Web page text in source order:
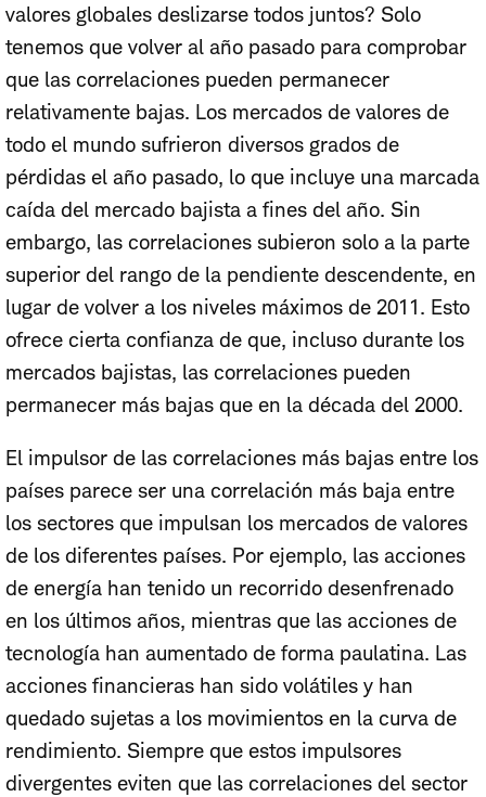
valores globales deslizarse todos juntos? Solo
tenemos que volver al año pasado para comprobar
que las correlaciones pueden permanecer
relativamente bajas. Los mercados de valores de
todo el mundo sufrieron diversos grados de
pérdidas el año pasado, lo que incluye una marcada
caída del mercado bajista a fines del año. Sin
embargo, las correlaciones subieron solo a la parte
superior del rango de la pendiente descendente, en
lugar de volver a los niveles máximos de 2011. Esto
ofrece cierta confianza de que, incluso durante los
mercados bajistas, las correlaciones pueden
permanecer más bajas que en la década del 2000.
El impulsor de las correlaciones más bajas entre los
países parece ser una correlación más baja entre
los sectores que impulsan los mercados de valores
de los diferentes países. Por ejemplo, las acciones
de energía han tenido un recorrido desenfrenado
en los últimos años, mientras que las acciones de
tecnología han aumentado de forma paulatina. Las
acciones financieras han sido volátiles y han
quedado sujetas a los movimientos en la curva de
rendimiento. Siempre que estos impulsores
divergentes eviten que las correlaciones del sector